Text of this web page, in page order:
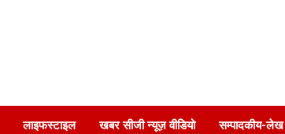
लाइफस्टाइल खबर सीजी न्यूज़ वीडियो सम्पादकीय-लेख